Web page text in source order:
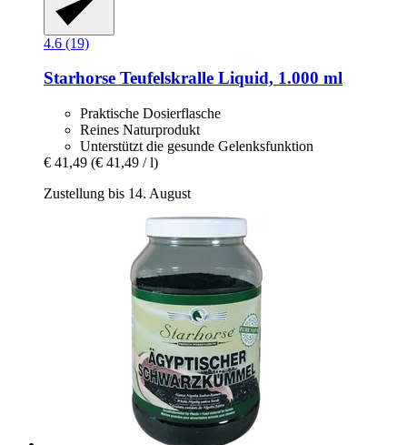
4.6 (19)
Starhorse Teufelskralle Liquid, 1.000 ml
Praktische Dosierflasche
Reines Naturprodukt
Unterstützt die gesunde Gelenksfunktion
€ 41,49 (€ 41,49 / l)
Zustellung bis 14. August